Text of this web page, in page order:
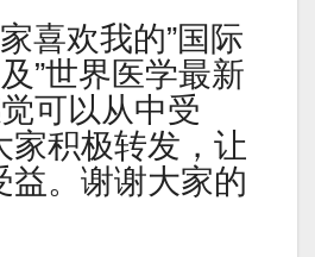
喜欢我的”国际
”世界医学最新
可以从中受
家积极转发，让
益。谢谢大家的